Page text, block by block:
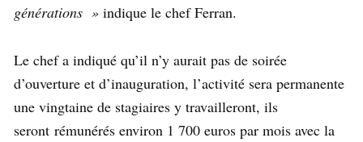
générations » indique le chef Ferran.
Le chef a indiqué qu’il n’y aurait pas de soirée
d’ouverture et d’inauguration, l’activité sera permanente
une vingtaine de stagiaires y travailleront, ils
seront rémunérés environ 1 700 euros par mois avec la